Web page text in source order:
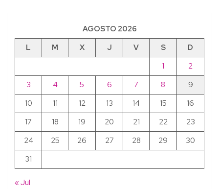
AGOSTO 2026
L
M X J V S
D
1
2
3
4 5 6 7 8
9
10
11 12 13 14 15
16
17
18 19 20 21 22
23
24
25 26 27 28 29
30
31
« Jul